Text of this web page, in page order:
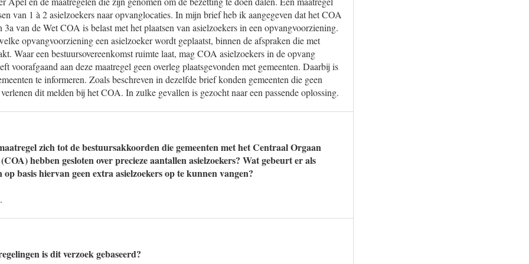
van 1 à 2 asielzoekers naar opvanglocaties. In mijn brief heb ik aangegeven dat het COA
van de Wet COA is belast met het plaatsen van asielzoekers in een opvangvoorziening.
opvangvoorziening een asielzoeker wordt geplaatst, binnen de afspraken die met
Waar een bestuursovereenkomst ruimte laat, mag COA asielzoekers in de opvang
voorafgaand aan deze maatregel geen overleg plaatsgevonden met gemeenten. Daarbij is
te informeren. Zoals beschreven in dezelfde brief konden gemeenten die geen
dit melden bij het COA. In zulke gevallen is gezocht naar een passende oplossing.
zich tot de bestuursakkoorden die gemeenten met het Centraal Orgaan
hebben gesloten over precieze aantallen asielzoekers? Wat gebeurt er als
op basis hiervan geen extra asielzoekers op te kunnen vangen?
is dit verzoek gebaseerd?